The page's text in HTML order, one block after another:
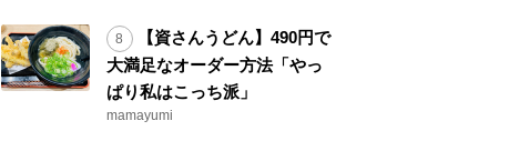
【資さんうどん】490円で
大満足なオーダー方法「やっ
ぱり私はこっち派」
mamayumi